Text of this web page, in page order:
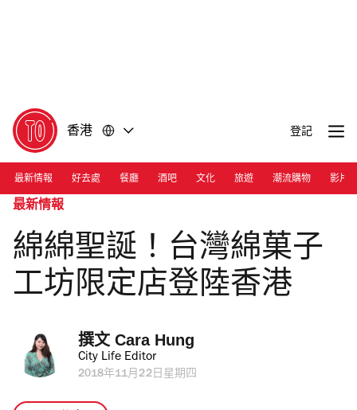
香港 登記
最新情報 好去處 餐廳 酒吧 文化 旅遊 潮流購物 影片
最新情報
綿綿聖誕！台灣綿菓子
工坊限定店登陸香港
撰文 Cara Hung
City Life Editor
2018年11月22日星期四